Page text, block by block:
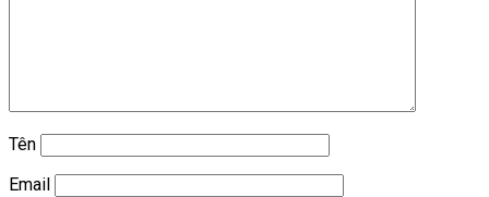
Tên
Email